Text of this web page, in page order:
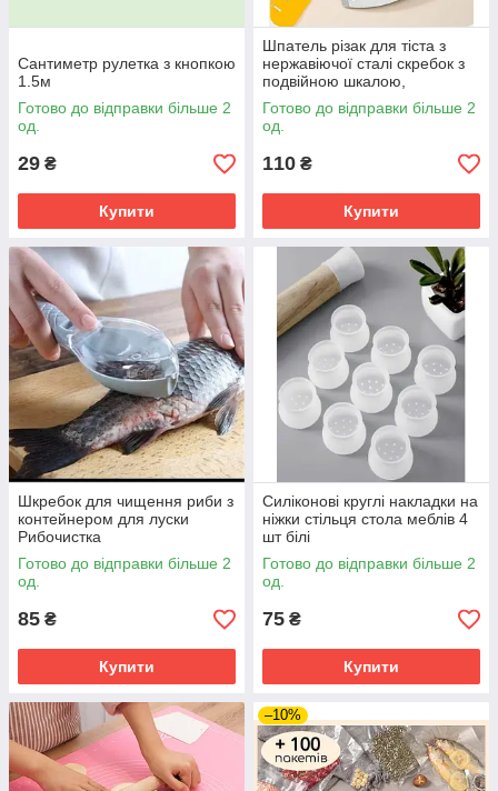
Сантиметр рулетка з кнопкою
1.5м
Готово до відправки більше 2
од.
29 ₴
Купити
Шпатель різак для тіста з
нержавіючої сталі скребок з
подвійною шкалою,
неслизька ручка, інструмент
для тіста помаранчевий
Готово до відправки більше 2
од.
110 ₴
Купити
Шкребок для чищення риби з
контейнером для луски
Рибочистка
Готово до відправки більше 2
од.
85 ₴
Купити
Силіконові круглі накладки на
ніжки стільця стола меблів 4
шт білі
Готово до відправки більше 2
од.
75 ₴
Купити
–10%